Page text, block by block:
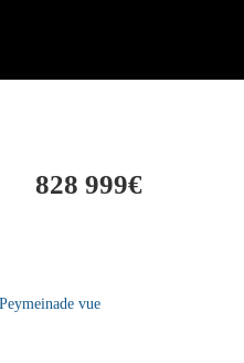
828 999€